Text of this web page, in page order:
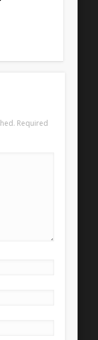
Required